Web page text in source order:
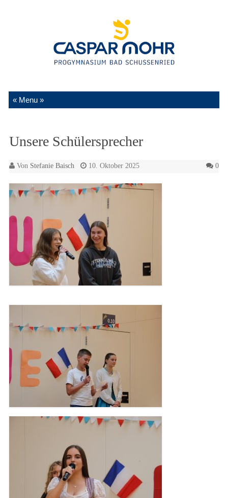
Zum Inhalt springen
Unsere Schülersprecher
Von Stefanie Baisch 10. Oktober 2025 0